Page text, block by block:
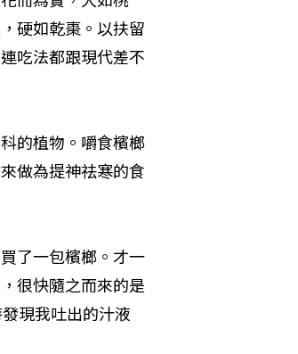
硬如乾棗。以扶留
吃法都跟現代差不
的植物。嚼食檳榔
做為提神祛寒的食
了一包檳榔。才一
很快隨之而來的是
現我吐出的汁液